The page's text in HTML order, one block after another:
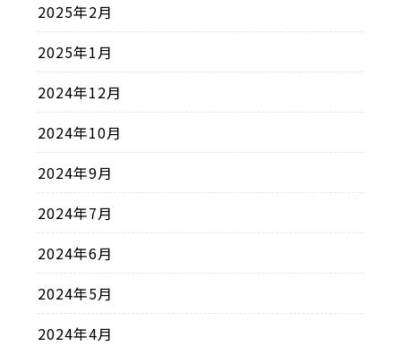
2025年2月
2025年1月
2024年12月
2024年10月
2024年9月
2024年7月
2024年6月
2024年5月
2024年4月